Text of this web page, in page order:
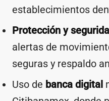
establecimientos
Protección y
alertas de
seguras y respaldo
Uso de banca digital